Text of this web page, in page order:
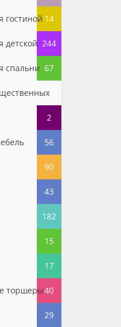
гостиной 14
детской 244
спальни 67
2
56
90
43
182
15
17
торшеры40
29